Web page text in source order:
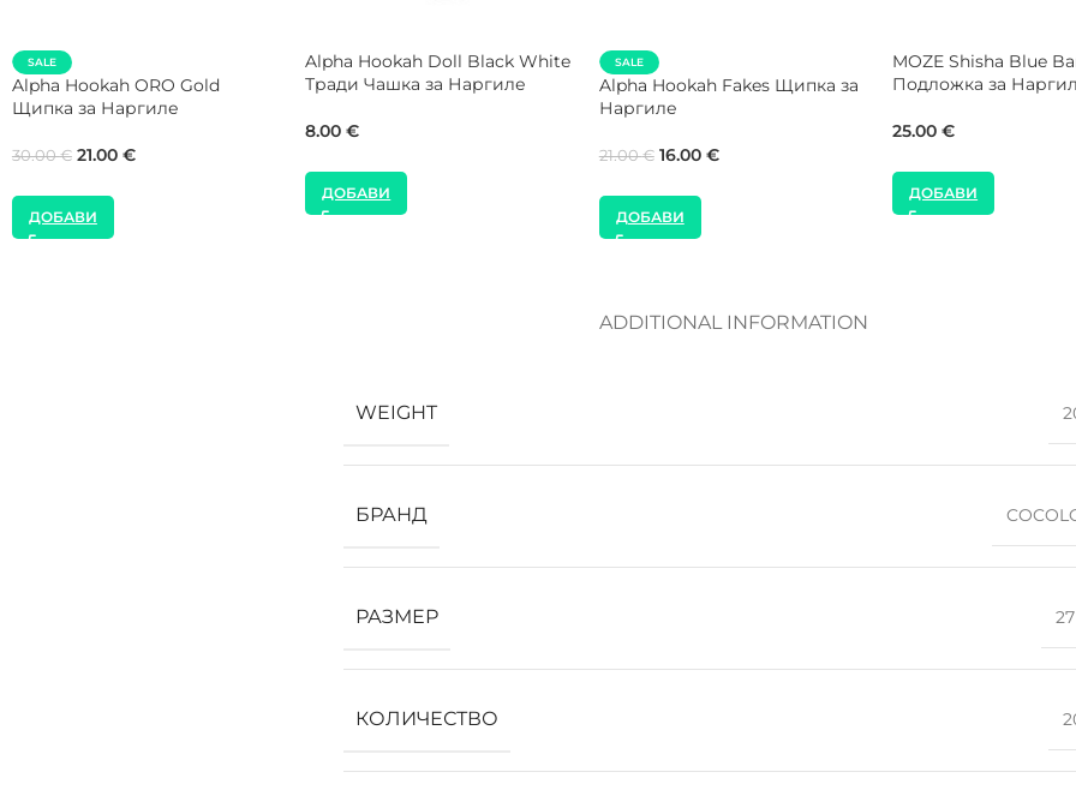
XKAH Виличка с Поукър за
Наргиле
ДОБАВИ
JOY Black Персонален
Мундщук за Наргиле
25.00€
ДОБАВИ
MOZE Shisha Red Bar Mat
Подложка за Наргиле
ДОБАВИ
DARKSIDE Hookah
2.0 Подложка за
20.00€
ДОБАВИ
ADDITIONAL INFORMATION
WEIGHT
БРАНД
РАЗМЕР
КОЛИЧЕСТВО